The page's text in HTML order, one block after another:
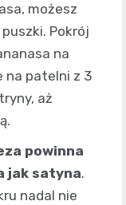
możesz
Pokrój
na
na patelni z 3
aż
powinna
jak satyna.
nadal nie